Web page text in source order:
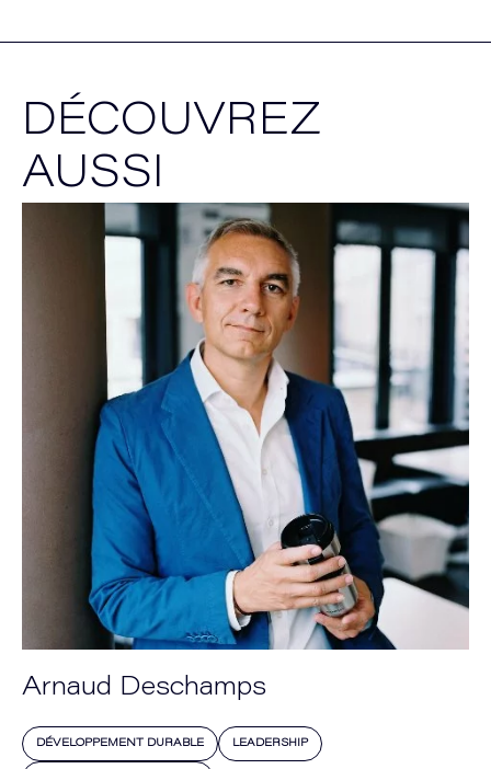
DÉCOUVREZ
AUSSI
Arnaud Deschamps
DÉVELOPPEMENT DURABLE LEADERSHIP